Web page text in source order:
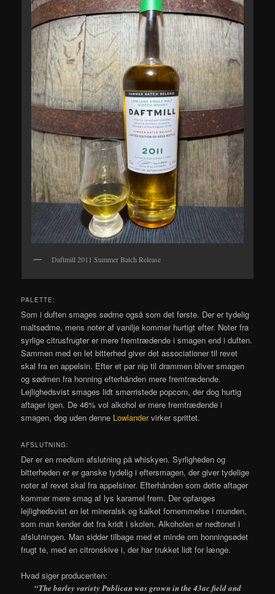
Daftmill 2011 Summer Batch Release
PALETTE:
Som i duften smages sødme også som det første. Der er tydelig
maltsødme, mens noter af vanilje kommer hurtigt efter. Noter fra
syrlige citrusfrugter er mere fremtrædende i smagen end i duften.
Sammen med en let bitterhed giver det associationer til revet
skal fra en appelsin. Efter et par nip til drammen bliver smagen
og sødmen fra honning efterhånden mere fremtrædende.
Lejlighedsvist smages lidt smørristede popcorn, der dog hurtig
aftager igen. De 46% vol alkohol er mere fremtrædende i
smagen, dog uden denne Lowlandervirker sprittet.
AFSLUTNING:
Der er en medium afslutning på whiskyen. Syrligheden og
bitterheden er er ganske tydelig i eftersmagen, der giver tydelige
noter af revet skal fra appelsiner. Efterhånden som dette aftager
kommer mere smag af lys karamel frem. Der opfanges
lejlighedsvist en let mineralsk og kalket fornemmelse i munden,
som man kender det fra kridt i skolen. Alkoholen er nedtonet i
afslutningen. Man sidder tilbage med et minde om honningsødet
frugt te, med en citronskive i, der har trukket lidt for længe.
Hvad siger producenten:
“The barley variety Publican was grown in the 43ac field and